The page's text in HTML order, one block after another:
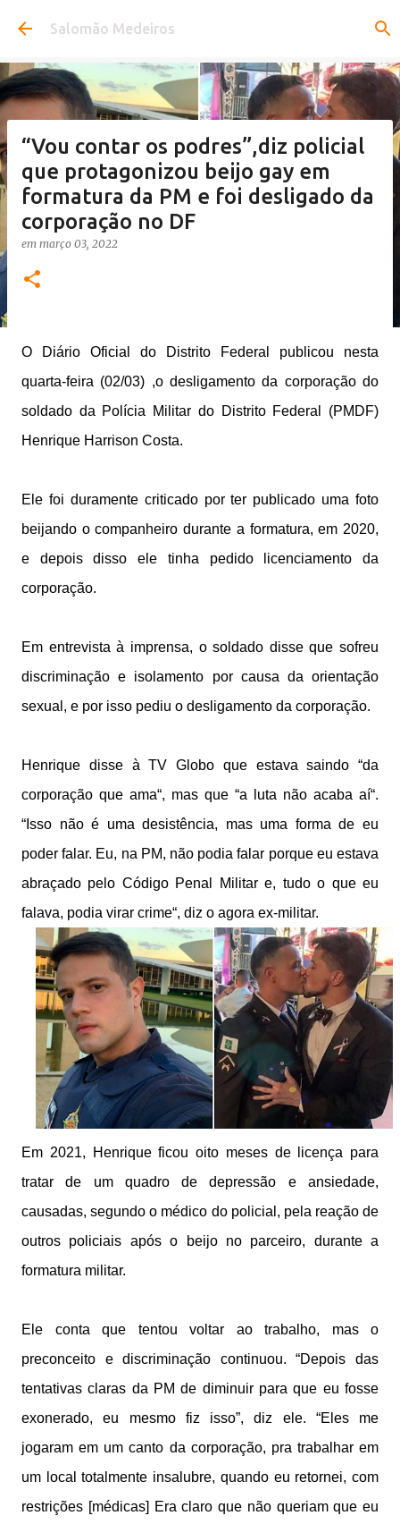
Pular para o conteúdo principal
Salomão Medeiros
“Vou contar os podres”,diz policial
que protagonizou beijo gay em
formatura da PM e foi desligado da
corporação no DF
em março 03, 2022
O Diário Oficial do Distrito Federal publicou nesta
quarta-feira (02/03) ,o desligamento da corporação do
soldado da Polícia Militar do Distrito Federal (PMDF)
Henrique Harrison Costa.
Ele foi duramente criticado por ter publicado uma foto
beijando o companheiro durante a formatura, em 2020,
e depois disso ele tinha pedido licenciamento da
corporação.
Em entrevista à imprensa, o soldado disse que sofreu
discriminação e isolamento por causa da orientação
sexual, e por isso pediu o desligamento da corporação.
Henrique disse à TV Globo que estava saindo “da
corporação que ama“, mas que “a luta não acaba aí“.
“Isso não é uma desistência, mas uma forma de eu
poder falar. Eu, na PM, não podia falar porque eu estava
abraçado pelo Código Penal Militar e, tudo o que eu
falava, podia virar crime“, diz o agora ex-militar.
Em 2021, Henrique ficou oito meses de licença para
tratar de um quadro de depressão e ansiedade,
causadas, segundo o médico do policial, pela reação de
outros policiais após o beijo no parceiro, durante a
formatura militar.
Ele conta que tentou voltar ao trabalho, mas o
preconceito e discriminação continuou. “Depois das
tentativas claras da PM de diminuir para que eu fosse
exonerado, eu mesmo fiz isso”, diz ele. “Eles me
jogaram em um canto da corporação, pra trabalhar em
um local totalmente insalubre, quando eu retornei, com
restrições [médicas] Era claro que não queriam que eu